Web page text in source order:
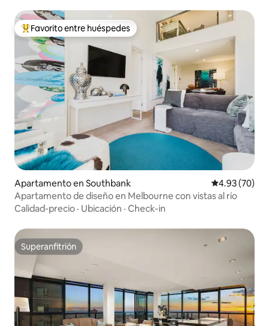
Favorito entre huéspedes preferido
Favorito entre huéspedes
Apartamento en Southbank Calificación
4.93 (70)
Apartamento de diseño en Melbourne con vistas al río
Calidad-precio · Ubicación · Check-in
Superanfitrión
Superanfitrión